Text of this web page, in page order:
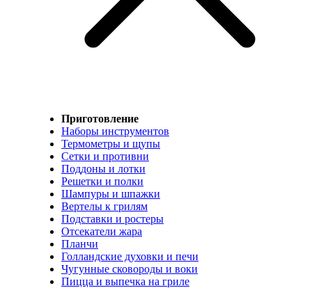
Приготовление
Наборы инструментов
Термометры и щупы
Сетки и противни
Поддоны и лотки
Решетки и полки
Шампуры и шпажки
Вертелы к грилям
Подставки и ростеры
Отсекатели жара
Планчи
Голландские духовки и печи
Чугунные сковороды и воки
Пицца и выпечка на гриле